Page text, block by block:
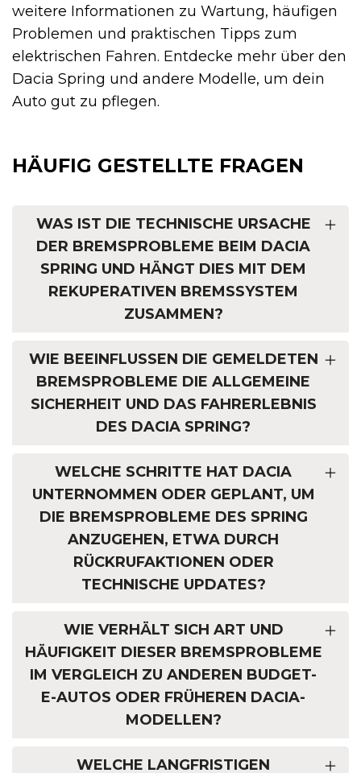
weitere Informationen zu Wartung, häufigen
Problemen und praktischen Tipps zum
elektrischen Fahren. Entdecke mehr über den
Dacia Spring und andere Modelle, um dein
Auto gut zu pflegen.
HÄUFIG GESTELLTE FRAGEN
WAS IST DIE TECHNISCHE URSACHE
DER BREMSPROBLEME BEIM DACIA
SPRING UND HÄNGT DIES MIT DEM
REKUPERATIVEN BREMSSYSTEM
ZUSAMMEN?
WIE BEEINFLUSSEN DIE GEMELDETEN
BREMSPROBLEME DIE ALLGEMEINE
SICHERHEIT UND DAS FAHRERLEBNIS
DES DACIA SPRING?
WELCHE SCHRITTE HAT DACIA
UNTERNOMMEN ODER GEPLANT, UM
DIE BREMSPROBLEME DES SPRING
ANZUGEHEN, ETWA DURCH
RÜCKRUFAKTIONEN ODER
TECHNISCHE UPDATES?
WIE VERHÄLT SICH ART UND
HÄUFIGKEIT DIESER BREMSPROBLEME
IM VERGLEICH ZU ANDEREN BUDGET-
E-AUTOS ODER FRÜHEREN DACIA-
MODELLEN?
WELCHE LANGFRISTIGEN